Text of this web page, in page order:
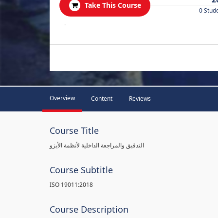
Take This Course
0
.
Overview Content Reviews
Course Title
التدقيق والمراجعة الداخلية لأنظمة الأيزو
Course Subtitle
ISO 19011:2018
Course Description